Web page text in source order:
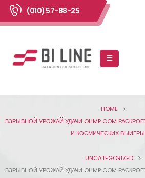
(010) 57-88-25
HOME
ВЗРЫВНОЙ УРОЖАЙ УДАЧИ OLIMP COM
И КОСМИЧЕСКИХ
UNCATEGORIZED
ВЗРЫВНОЙ УРОЖАЙ УДАЧИ OLIMP COM